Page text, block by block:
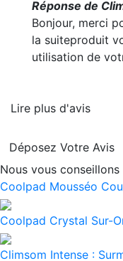
Réponse de
Bonjour, merci
la suiteproduit
utilisation de
Lire plus d'avis
Déposez Votre Avis
Nous vous
Coolpad Mousséo
Coolpad Crystal Sur-
Climsom Intense :